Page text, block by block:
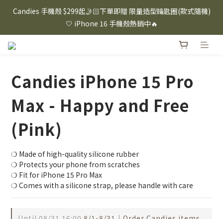
⸜ 8/1-8/31 ⸝  88購物節｜下單滿$1600折$100 / 滿$2200折$200 /
滿$3000折$300 (排除Hazuki及EspressoTokyo)
Candies 手機殼 $299起🤳🏻下單即贈 限量造型鑰匙圈(款式隨機)
🤍 iPhone 16 手機殼熱銷中🔥
⸜ 8/1-8/31 ⸝  88購物節｜下單滿$1600折$100 / 滿$2200折$200 /
Candies iPhone 15 Pro
Max - Happy and Free
(Pink)
❍ Made of high-quality silicone rubber
❍ Protects your phone from scratches
❍ Fit for iPhone 15 Pro Max
❍ Comes with a silicone strap, please handle with care